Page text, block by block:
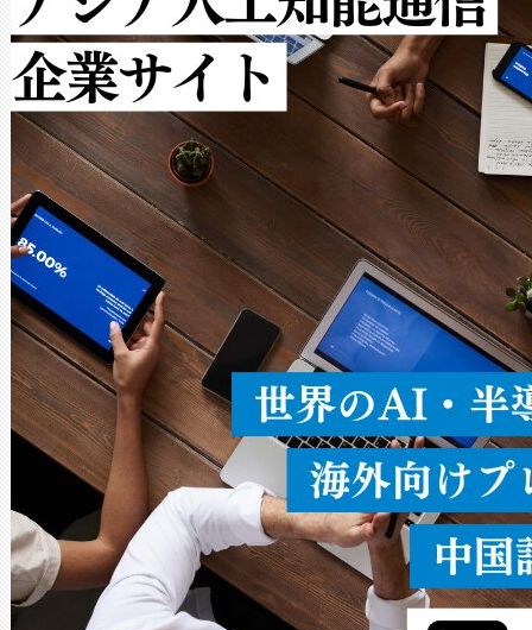
ルの変電所周囲を監視でき、
作業と点群処理を簡素化でき
Avia 2は、2種類のFOVオプシ
× 80°のノーマルモード、長
ードを切り替えて使用するこ
ることなく、単一のデバイス
うにします。遠距離まで届く
密度なスキャ […]